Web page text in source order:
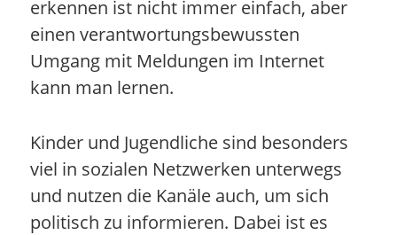
erkennen ist nicht immer einfach, aber
einen verantwortungsbewussten
Umgang mit Meldungen im Internet
kann man lernen.
Kinder und Jugendliche sind besonders
viel in sozialen Netzwerken unterwegs
und nutzen die Kanäle auch, um sich
politisch zu informieren. Dabei ist es